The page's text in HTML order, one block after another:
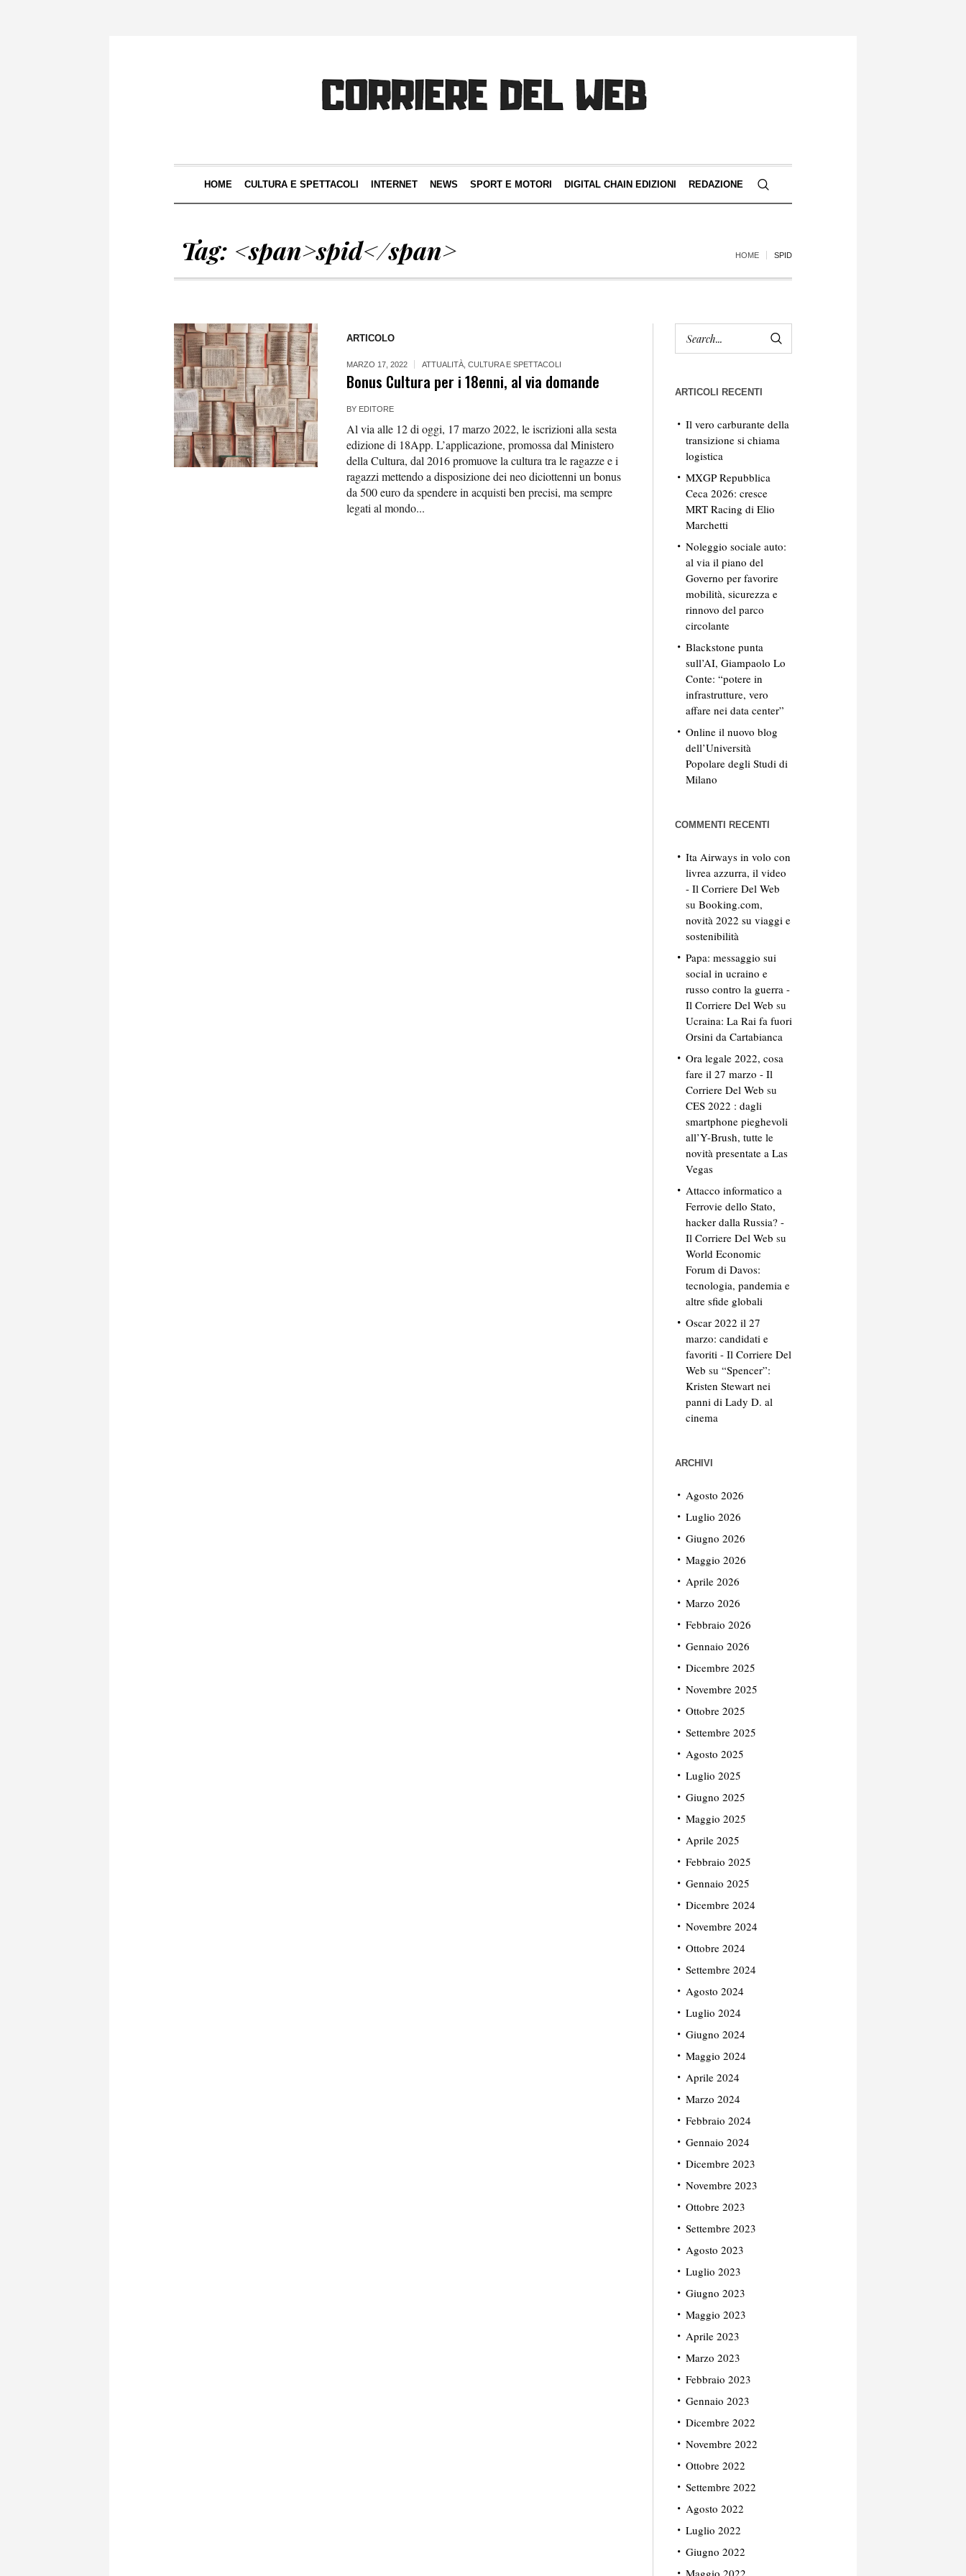
HOME CULTURA E SPETTACOLI INTERNET NEWS SPORT E MOTORI DIGITAL CHAIN EDIZIONI REDAZIONE
Tag: <span>spid</span> HOME SPID
ARTICOLO
MARZO 17, 2022 ATTUALITÀ, CULTURA E SPETTACOLI
Bonus Cultura per i 18enni, al via domande
BY EDITORE
Al via alle 12 di oggi, 17 marzo 2022, le iscrizioni alla sesta
edizione di 18App. L’applicazione, promossa dal Ministero
della Cultura, dal 2016 promuove la cultura tra le ragazze e i
ragazzi mettendo a disposizione dei neo diciottenni un bonus
da 500 euro da spendere in acquisti ben precisi, ma sempre
legati al mondo...
ARTICOLI RECENTI
Il vero carburante della
transizione si chiama
logistica
MXGP Repubblica
Ceca 2026: cresce
MRT Racing di Elio
Marchetti
Noleggio sociale auto:
al via il piano del
Governo per favorire
mobilità, sicurezza e
rinnovo del parco
circolante
Blackstone punta
sull’AI, Giampaolo Lo
Conte: “potere in
infrastrutture, vero
affare nei data center”
Online il nuovo blog
dell’Università
Popolare degli Studi di
Milano
COMMENTI RECENTI
Ita Airways in volo con
livrea azzurra, il video
- Il Corriere Del Web
su Booking.com,
novità 2022 su viaggi e
sostenibilità
Papa: messaggio sui
social in ucraino e
russo contro la guerra -
Il Corriere Del Web su
Ucraina: La Rai fa fuori
Orsini da Cartabianca
Ora legale 2022, cosa
fare il 27 marzo - Il
Corriere Del Web su
CES 2022 : dagli
smartphone pieghevoli
all’Y-Brush, tutte le
novità presentate a Las
Vegas
Attacco informatico a
Ferrovie dello Stato,
hacker dalla Russia? -
Il Corriere Del Web su
World Economic
Forum di Davos:
tecnologia, pandemia e
altre sfide globali
Oscar 2022 il 27
marzo: candidati e
favoriti - Il Corriere Del
Web su “Spencer”:
Kristen Stewart nei
panni di Lady D. al
cinema
ARCHIVI
Agosto 2026
Luglio 2026
Giugno 2026
Maggio 2026
Aprile 2026
Marzo 2026
Febbraio 2026
Gennaio 2026
Dicembre 2025
Novembre 2025
Ottobre 2025
Settembre 2025
Agosto 2025
Luglio 2025
Giugno 2025
Maggio 2025
Aprile 2025
Febbraio 2025
Gennaio 2025
Dicembre 2024
Novembre 2024
Ottobre 2024
Settembre 2024
Agosto 2024
Luglio 2024
Giugno 2024
Maggio 2024
Aprile 2024
Marzo 2024
Febbraio 2024
Gennaio 2024
Dicembre 2023
Novembre 2023
Ottobre 2023
Settembre 2023
Agosto 2023
Luglio 2023
Giugno 2023
Maggio 2023
Aprile 2023
Marzo 2023
Febbraio 2023
Gennaio 2023
Dicembre 2022
Novembre 2022
Ottobre 2022
Settembre 2022
Agosto 2022
Luglio 2022
Giugno 2022
Maggio 2022